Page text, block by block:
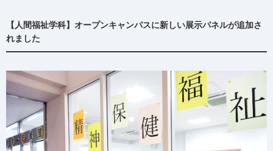
【人間福祉学科】オープンキャンパスに新しい展示パネルが追加さ
れました